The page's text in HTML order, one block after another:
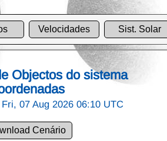
Velocidades Sist. Solar
Objectos do sistema
07 Aug 2026 06:10 UTC
Cenário